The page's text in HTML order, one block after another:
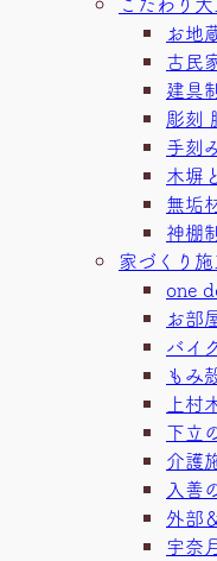
お地
古民
建具
彫刻
手刻
木塀
無垢
神棚
家づくり
one
お部
バイ
もみ
上村
下立
介護
入善
外部
宇奈